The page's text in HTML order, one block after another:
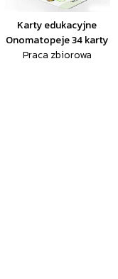
Karty edukacyjne
Onomatopeje 34 karty
Praca zbiorowa